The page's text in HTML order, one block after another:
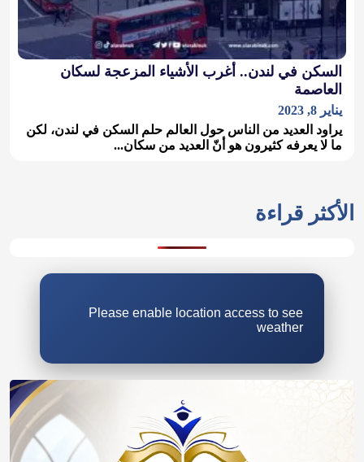
السكن في لندن.. أغرب الأشياء المزعجة لسكان
العاصمة
يناير 8, 2023
يراود العديد من الناس حول العالم حلم السكن في لندن، لكن
ما لا يعرفه كثيرون هو أنّ العديد من سكان...
الأكثر قراءة
Please enable location access to see
weather